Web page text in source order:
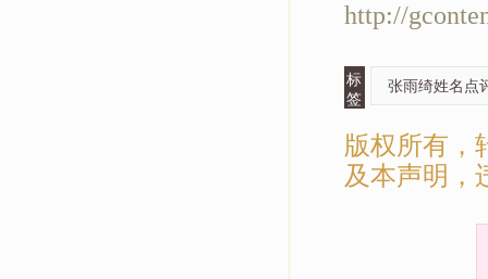
http://
标
签
张雨绮姓名点
版权所有，
及本声明，